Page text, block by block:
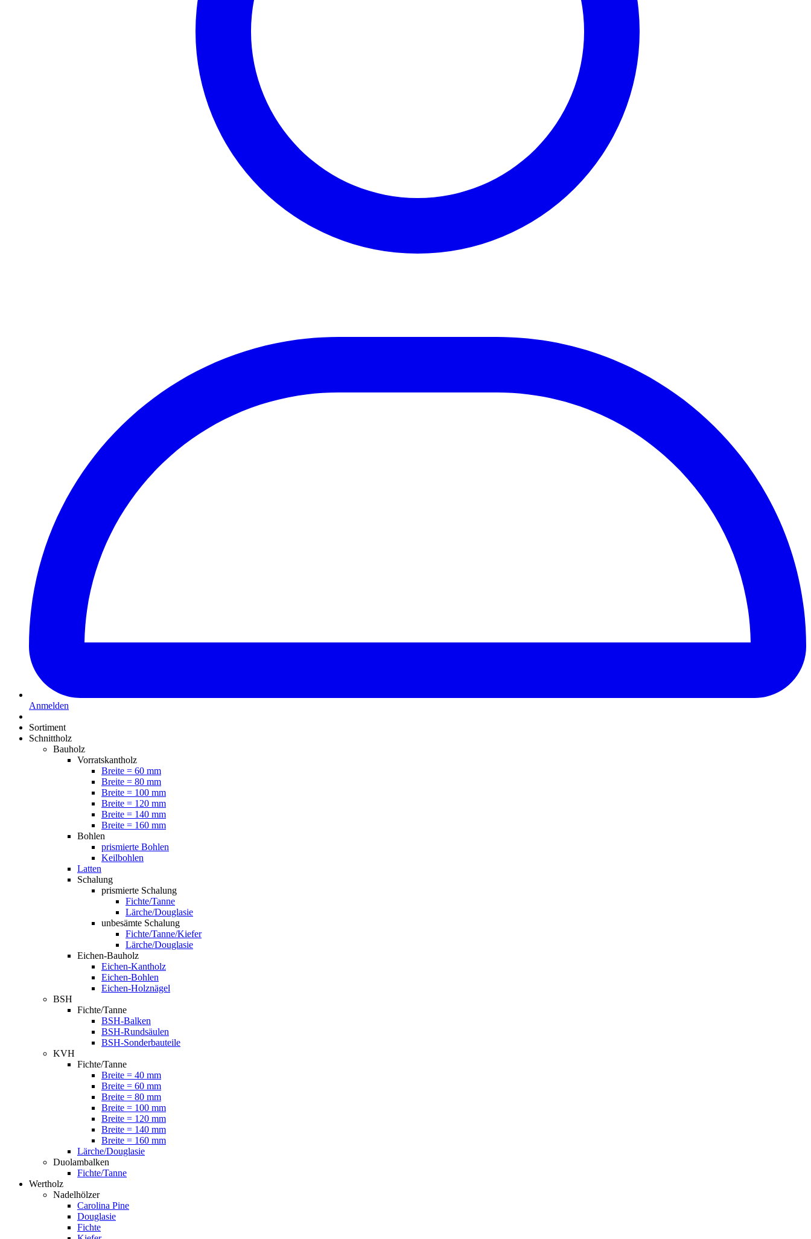
Anmelden
Sortiment
Schnittholz
Bauholz
Vorratskantholz
Breite = 60 mm
Breite = 80 mm
Breite = 100 mm
Breite = 120 mm
Breite = 140 mm
Breite = 160 mm
Bohlen
prismierte Bohlen
Keilbohlen
Latten
Schalung
prismierte Schalung
Fichte/Tanne
Lärche/Douglasie
unbesämte Schalung
Fichte/Tanne/Kiefer
Lärche/Douglasie
Eichen-Bauholz
Eichen-Kantholz
Eichen-Bohlen
Eichen-Holznägel
BSH
Fichte/Tanne
BSH-Balken
BSH-Rundsäulen
BSH-Sonderbauteile
KVH
Fichte/Tanne
Breite = 40 mm
Breite = 60 mm
Breite = 80 mm
Breite = 100 mm
Breite = 120 mm
Breite = 140 mm
Breite = 160 mm
Lärche/Douglasie
Duolambalken
Fichte/Tanne
Wertholz
Nadelhölzer
Carolina Pine
Douglasie
Fichte